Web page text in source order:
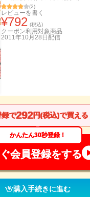
(2)
レビューを書く
¥792 (税込)
クーポン利用対象商品
2011年10月28日 配信
録で292円(税込)で買える
かんたん30秒登録！
会員登録をする
購入手続きに進む